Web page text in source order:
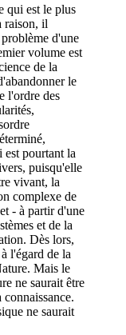
qui est le plus
raison, il
d'une
volume est
de la
le
l'ordre des
pourtant la
puisqu'elle
vivant, la
complexe de
- à partir d'une
et de la
Dès lors,
l'égard de la
Mais le
ne saurait être
ne saurait